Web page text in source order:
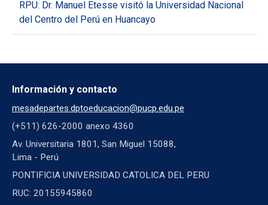
RPU: Dr. Manuel Etesse visitó la Universidad Nacional
del Centro del Perú en Huancayo
Información y contacto
mesadepartes.dptoeducacion@pucp.edu.pe
(+511) 626-2000 anexo 4360
Av. Universitaria 1801, San Miguel 15088,
Lima - Perú
PONTIFICIA UNIVERSIDAD CATOLICA DEL PERU
RUC: 20155945860